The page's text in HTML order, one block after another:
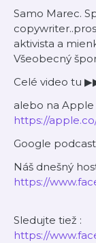
Samo Marec.
aktivista a
Všeobecný
Celé video tu
alebo na
https://
Google
Náš dnešný
https://
Sledujte tiež :
https://